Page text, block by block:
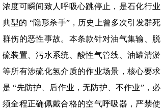
浓度可瞬间致人呼吸心跳停止，是石化行业
典型的 “隐形杀手”，历史上曾多次引发群死
群伤的恶性事故。本条款针对油气集输、脱
硫装置、污水系统、酸性气管线、油罐清淤
等所有涉硫化氢介质的作业场景，核心要求
是 “先防护、后作业，无防护、不作业”，必
须全程正确佩戴合格的空气呼吸器，严禁使